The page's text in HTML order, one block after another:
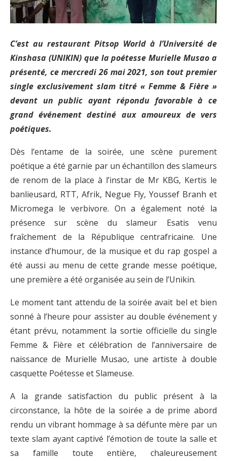
C’est au restaurant Pitsop World à l’Université de
Kinshasa (UNIKIN) que la poétesse Murielle Musao a
présenté, ce mercredi 26 mai 2021, son tout premier
single exclusivement slam titré « Femme & Fière »
devant un public ayant répondu favorable à ce
grand événement destiné aux amoureux de vers
poétiques.
Dès l’entame de la soirée, une scène purement
poétique a été garnie par un échantillon des slameurs
de renom de la place à l’instar de Mr KBG, Kertis le
banlieusard, RTT, Afrik, Negue Fly, Youssef Branh et
Micromega le verbivore. On a également noté la
présence sur scène du slameur Esatis venu
fraîchement de la République centrafricaine. Une
instance d’humour, de la musique et du rap gospel a
été aussi au menu de cette grande messe poétique,
une première a été organisée au sein de l’Unikin.
Le moment tant attendu de la soirée avait bel et bien
sonné à l’heure pour assister au double événement y
étant prévu, notamment la sortie officielle du single
Femme & Fière et célébration de l’anniversaire de
naissance de Murielle Musao, une artiste à double
casquette Poétesse et Slameuse.
A la grande satisfaction du public présent à la
circonstance, la hôte de la soirée a de prime abord
rendu un vibrant hommage à sa défunte mère par un
texte slam ayant captivé l’émotion de toute la salle et
sa famille toute entière, chaleureusement